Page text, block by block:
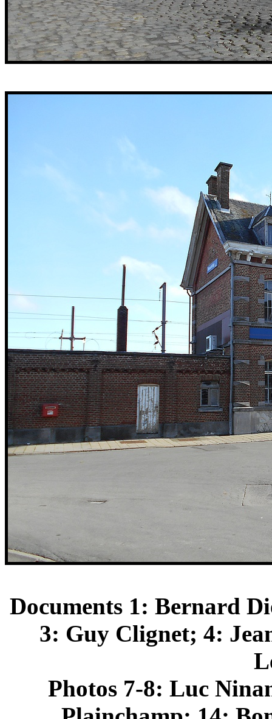
Documents 1: Bernard
3: Guy Clignet; 4:
Photos 7-8: Luc